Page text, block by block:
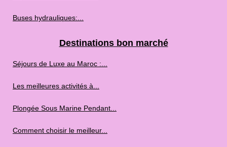
Buses hydrauliques:...
Destinations bon marché
Séjours de Luxe au Maroc :...
Les meilleures activités à...
Plongée Sous Marine Pendant...
Comment choisir le meilleur...